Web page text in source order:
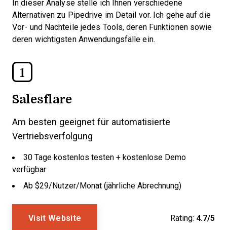
In dieser Analyse stelle ich Ihnen verschiedene
Alternativen zu Pipedrive im Detail vor. Ich gehe auf die
Vor- und Nachteile jedes Tools, deren Funktionen sowie
deren wichtigsten Anwendungsfälle ein.
1
Salesflare
Am besten geeignet für automatisierte
Vertriebsverfolgung
30 Tage kostenlos testen + kostenlose Demo
verfügbar
Ab $29/Nutzer/Monat (jährliche Abrechnung)
Visit Website Rating: 4.7/5